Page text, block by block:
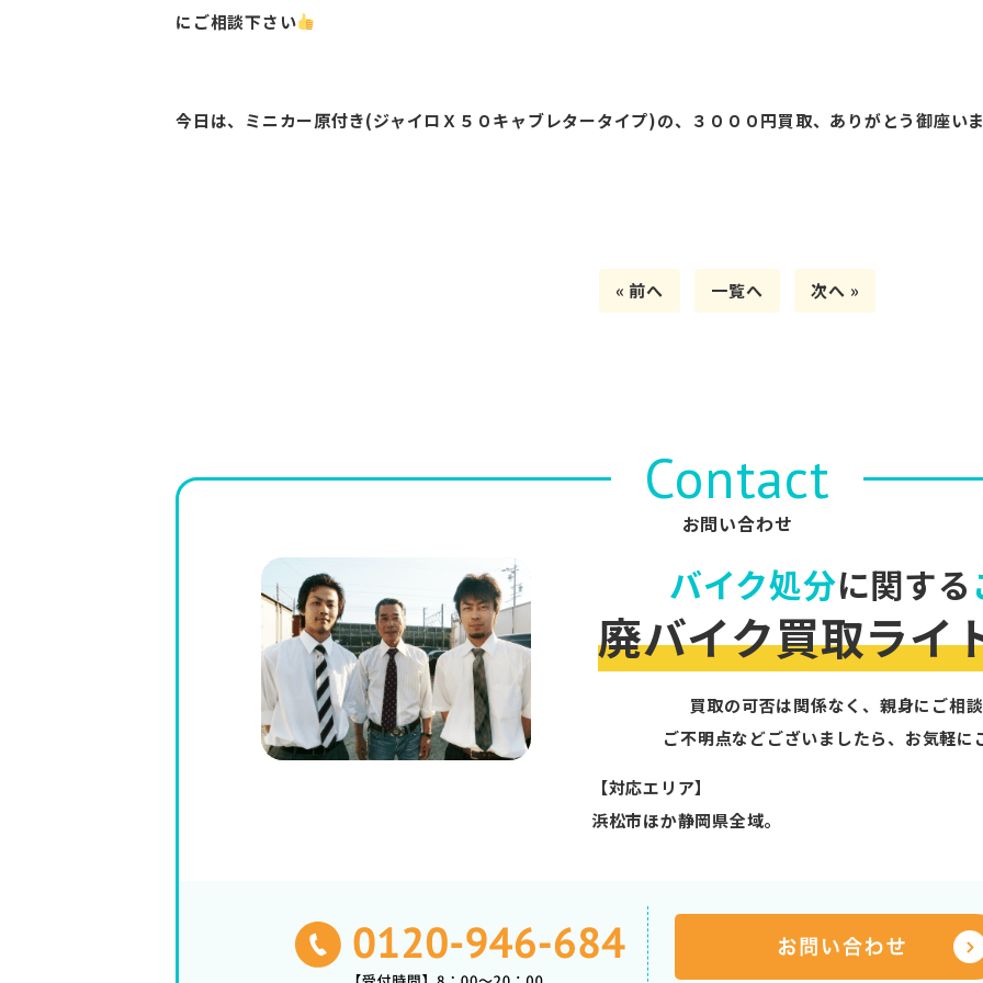
にご相談下さい
今日は、ミニカー原付き(ジャイロＸ５０キャブレタータイプ)の、３０００円買取、ありがとう御座い
« 前へ 一覧へ 次へ »
Contact
お問い合わせ
バイク処分に関する
廃バイク買取ライ
買取の可否は関係なく、親身にご相
ご不明点などございましたら、お気軽に
【対応エリア】
浜松市ほか静岡県全域。